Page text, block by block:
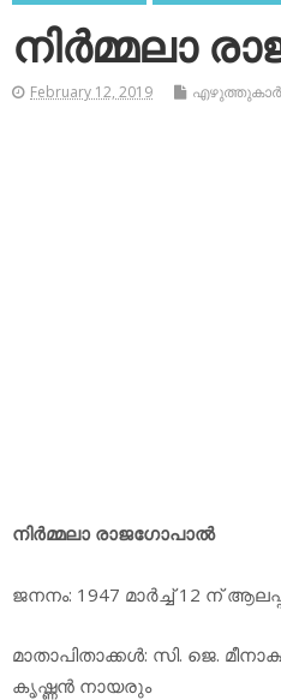
നിര്‍മ്മലാ
February 12, 2019 എഴുത്തുകാര്‍
നിര്‍മ്മലാ രാജഗോപാല്‍
ജനനം: 1947 മാര്‍ച്ച് 12 ന്
മാതാപിതാക്കള്‍: സി. ജെ.
കൃഷ്ണന്‍ നായരും